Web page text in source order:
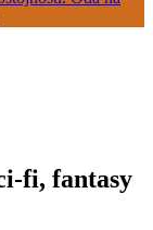
fi, fantasy